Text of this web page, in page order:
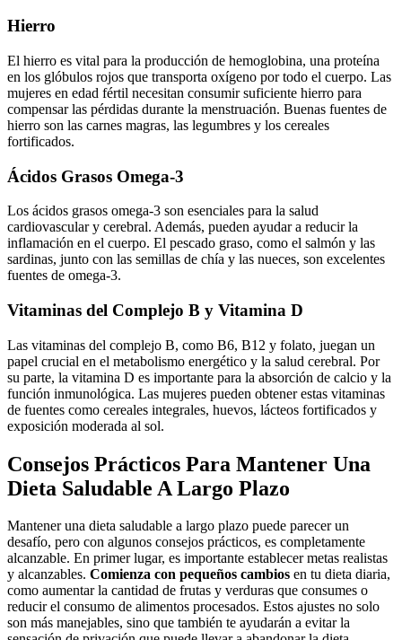
Hierro
El hierro es vital para la producción de hemoglobina, una proteína
en los glóbulos rojos que transporta oxígeno por todo el cuerpo. Las
mujeres en edad fértil necesitan consumir suficiente hierro para
compensar las pérdidas durante la menstruación. Buenas fuentes de
hierro son las carnes magras, las legumbres y los cereales
fortificados.
Ácidos Grasos Omega-3
Los ácidos grasos omega-3 son esenciales para la salud
cardiovascular y cerebral. Además, pueden ayudar a reducir la
inflamación en el cuerpo. El pescado graso, como el salmón y las
sardinas, junto con las semillas de chía y las nueces, son excelentes
fuentes de omega-3.
Vitaminas del Complejo B y Vitamina D
Las vitaminas del complejo B, como B6, B12 y folato, juegan un
papel crucial en el metabolismo energético y la salud cerebral. Por
su parte, la vitamina D es importante para la absorción de calcio y la
función inmunológica. Las mujeres pueden obtener estas vitaminas
de fuentes como cereales integrales, huevos, lácteos fortificados y
exposición moderada al sol.
Consejos Prácticos Para Mantener Una
Dieta Saludable A Largo Plazo
Mantener una dieta saludable a largo plazo puede parecer un
desafío, pero con algunos consejos prácticos, es completamente
alcanzable. En primer lugar, es importante establecer metas realistas
y alcanzables. Comienza con pequeños cambios en tu dieta diaria,
como aumentar la cantidad de frutas y verduras que consumes o
reducir el consumo de alimentos procesados. Estos ajustes no solo
son más manejables, sino que también te ayudarán a evitar la